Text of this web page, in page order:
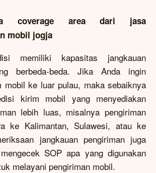
coverage area dari jasa
mobil jogja
memiliki kapasitas jangkauan
berbeda-beda. Jika Anda ingin
mobil ke luar pulau, maka sebaiknya
kirim mobil yang menyediakan
lebih luas, misalnya pengiriman
ke Kalimantan, Sulawesi, atau ke
jangkauan pengiriman juga
SOP apa yang digunakan
melayani pengiriman mobil.